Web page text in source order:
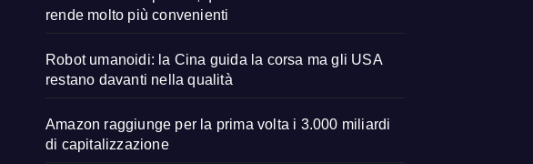
rende molto più convenienti
Robot umanoidi: la Cina guida la corsa ma gli USA
restano davanti nella qualità
Amazon raggiunge per la prima volta i 3.000 miliardi
di capitalizzazione